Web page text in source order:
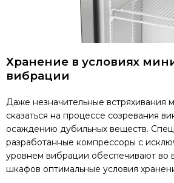
Хранение в условиях
вибрации
Даже незначительные встряхивания
сказаться на процессе созревания
осаждению дубильных веществ.
разработанные компрессоры с
уровнем вибрации обеспечивают во
шкафов оптимальные условия